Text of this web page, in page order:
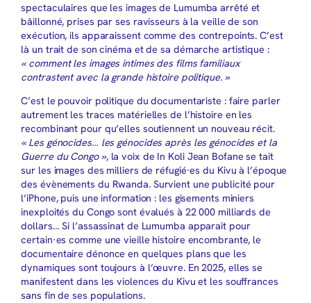
spectaculaires que les images de Lumumba arrêté et
bâillonné, prises par ses ravisseurs à la veille de son
exécution, ils apparaissent comme des contrepoints. C’est
là un trait de son cinéma et de sa démarche artistique :
« comment les images intimes des films familiaux
contrastent avec la grande histoire politique. »
C’est le pouvoir politique du documentariste : faire parler
autrement les traces matérielles de l’histoire en les
recombinant pour qu’elles soutiennent un nouveau récit.
« Les génocides… les génocides après les génocides et la
Guerre du Congo », la voix de In Koli Jean Bofane se tait
sur les images des milliers de réfugié·es du Kivu à l’époque
des évènements du Rwanda. Survient une publicité pour
l’iPhone, puis une information : les gisements miniers
inexploités du Congo sont évalués à 22 000 milliards de
dollars… Si l’assassinat de Lumumba apparait pour
certain·es comme une vieille histoire encombrante, le
documentaire dénonce en quelques plans que les
dynamiques sont toujours à l’œuvre. En 2025, elles se
manifestent dans les violences du Kivu et les souffrances
sans fin de ses populations.